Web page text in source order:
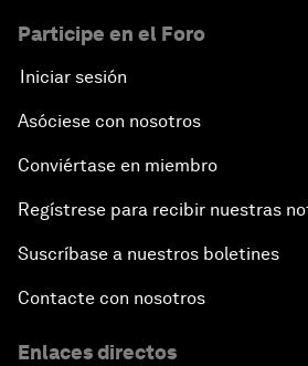
Participe en el Foro
Iniciar sesión
Asóciese con nosotros
Conviértase en miembro
Regístrese para recibir nuestras
Suscríbase a nuestros boletines
Contacte con nosotros
Enlaces directos